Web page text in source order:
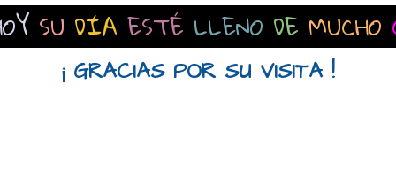
SU DÍA ESTÉ LLENO DE MUCHO
¡ GRACIAS POR SU VISITA !